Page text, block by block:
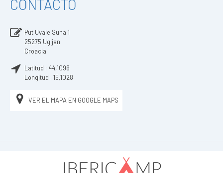
CONTACTO
Put Uvale Suha 1
25275 Ugljan
Croacia
Latitud : 44,1096
Longitud : 15,1028
VER EL MAPA EN GOOGLE MAPS